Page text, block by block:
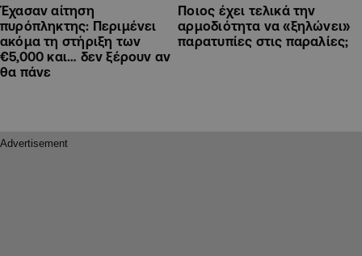
Έχασαν αίτηση
πυρόπληκτης: Περιμένει
ακόμα τη στήριξη των
€5,000 και… δεν ξέρουν αν
θα πάνε
Ποιος έχει τελικά την
αρμοδιότητα να «ξηλώνει»
παρατυπίες στις παραλίες;